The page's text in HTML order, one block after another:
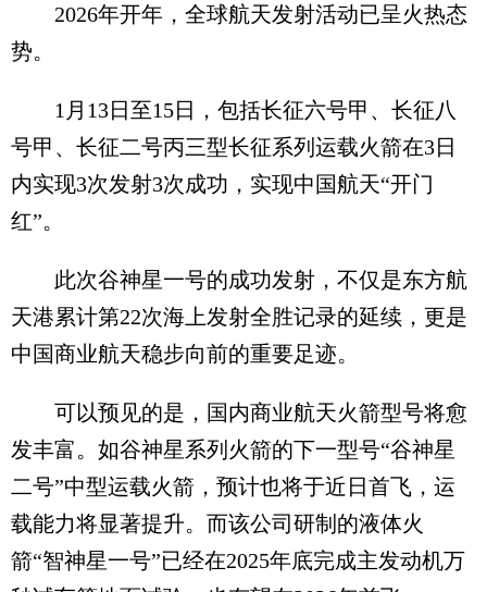
2026年开年，全球航天发射活动已呈火热态
势。
1月13日至15日，包括长征六号甲、长征八
号甲、长征二号丙三型长征系列运载火箭在3日
内实现3次发射3次成功，实现中国航天“开门
红”。
此次谷神星一号的成功发射，不仅是东方航
天港累计第22次海上发射全胜记录的延续，更是
中国商业航天稳步向前的重要足迹。
可以预见的是，国内商业航天火箭型号将愈
发丰富。如谷神星系列火箭的下一型号“谷神星
二号”中型运载火箭，预计也将于近日首飞，运
载能力将显著提升。而该公司研制的液体火
箭“智神星一号”已经在2025年底完成主发动机万